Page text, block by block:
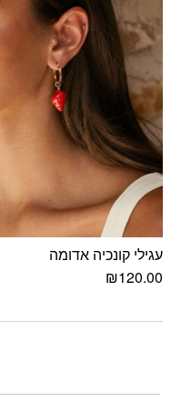
עגילי קונכיה אדומה
₪120.00